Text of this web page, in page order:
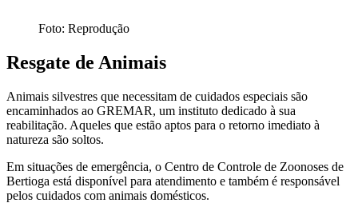
Foto: Reprodução
Resgate de Animais
Animais silvestres que necessitam de cuidados especiais são
encaminhados ao GREMAR, um instituto dedicado à sua
reabilitação. Aqueles que estão aptos para o retorno imediato à
natureza são soltos.
Em situações de emergência, o Centro de Controle de Zoonoses de
Bertioga está disponível para atendimento e também é responsável
pelos cuidados com animais domésticos.